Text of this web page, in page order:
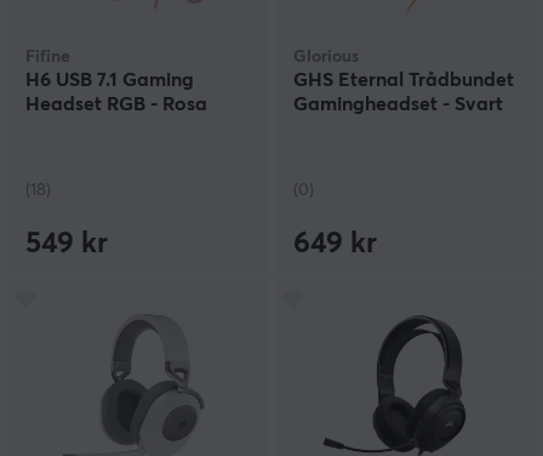
Fifine
H6 USB 7.1 Gaming
Headset RGB - Rosa
(18)
549 kr
Glorious
GHS Eternal Trådbundet
Gamingheadset - Svart
(0)
649 kr